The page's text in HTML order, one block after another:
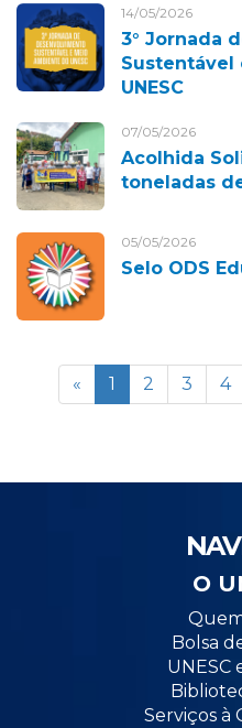
14/05/2026
3° Jornada
Sustentável
UNESC
07/05/2026
Acolhida
toneladas
05/05/2026
Selo ODS
« 1 2 3 4
O
Bolsa
UNESC
Serviços à